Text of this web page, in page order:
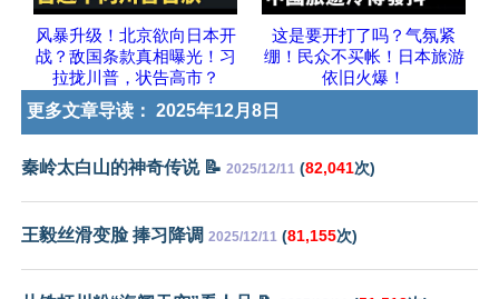
风暴升级！北京欲向日本开
战？敌国条款真相曝光！习
拉拢川普，状告高市？
这是要开打了吗？气氛紧
绷！民众不买帐！日本旅游
依旧火爆！
更多文章导读： 2025年12月8日
秦岭太白山的神奇传说 📝 2025/12/11 (82,041次)
王毅丝滑变脸 捧习降调 2025/12/11 (81,155次)